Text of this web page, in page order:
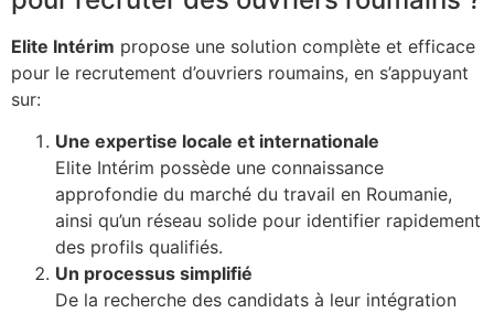
Elite Intérim propose une solution complète et efficace
pour le recrutement d’ouvriers roumains, en s’appuyant
sur:
Une expertise locale et internationale
Elite Intérim possède une connaissance
approfondie du marché du travail en Roumanie,
ainsi qu’un réseau solide pour identifier rapidement
des profils qualifiés.
Un processus simplifié
De la recherche des candidats à leur intégration